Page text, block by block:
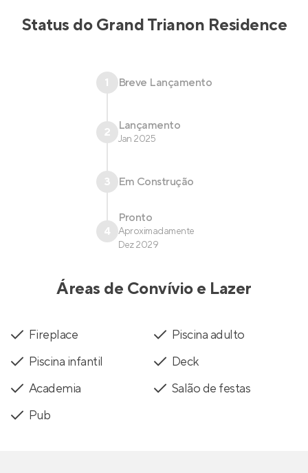
Status doGrand Trianon Residence
1 Breve Lançamento
2 Lançamento
Jan 2025
3 Em Construção
4
Pronto
Aproximadamente
Dez 2029
Áreas de Convívio e Lazer
Fireplace
Piscina adulto
Piscina infantil
Deck
Academia
Salão de festas
Pub